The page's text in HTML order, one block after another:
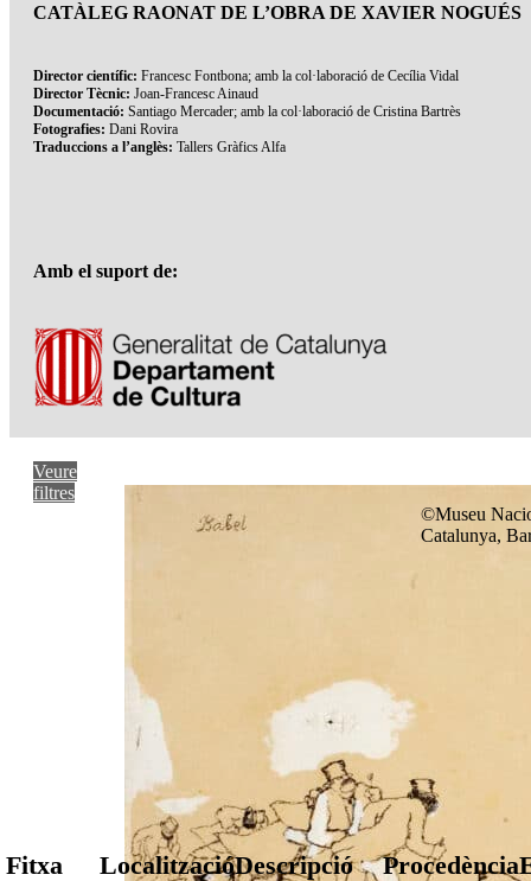
CATÀLEG RAONAT DE L’OBRA DE XAVIER NOGUÉS
Director científic: Francesc Fontbona; amb la col·laboració de Cecília Vidal
Director Tècnic: Joan-Francesc Ainaud
Documentació: Santiago Mercader; amb la col·laboració de Cristina Bartrès
Fotografies: Dani Rovira
Traduccions a l’anglès: Tallers Gràfics Alfa
Amb el suport de:
Veure
filtres
©Museu
Catalunya,
Fitxa LocalitzacióDescripció Procedència